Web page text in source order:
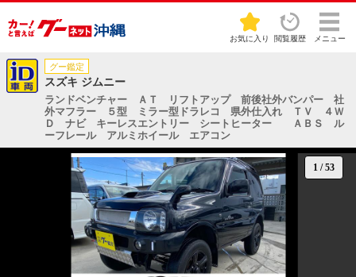
お気に入り 閲覧履歴 メニュー
グー鑑定
スズキ ジムニー
ランドベンチャー ＡＴ リフトアップ 前後社外バンパー 社
外マフラー ５型 ミラー型ドラレコ 県外仕入れ ＴＶ ４Ｗ
Ｄ ナビ キーレスエントリー シートヒーター ＡＢＳ ル
ーフレール アルミホイール エアコン
1 /53